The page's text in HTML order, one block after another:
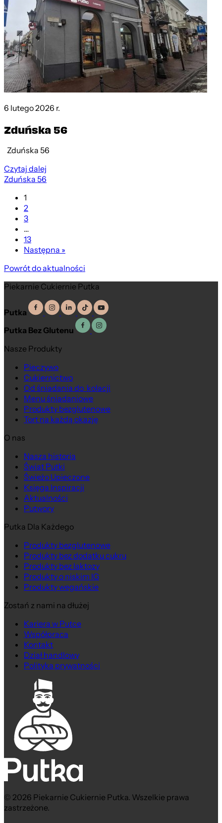
6 lutego 2026 r.
Zduńska 56
Zduńska 56
Czytaj dalej
Zduńska 56
1
2
3
…
13
Następna »
Powrót do aktualności
Piekarnie Cukiernie Putka
Putka
Putka Bez Glutenu
Nasze Produkty
Pieczywo
Cukiernictwo
Od śniadania do kolacji
Menu śniadaniowe
Produkty bezglutenowe
Tort na każdą okazję
O nas
Nasza historia
Świat Putki
Świeżo Upieczone
Księga Inspiracji
Aktualności
Putwory
Putka Dla Każdego
Produkty bezglutenowe
Produkty bez dodatku cukru
Produkty bez laktozy
Produkty o niskim IG
Produkty wegańskie
Zostań z nami na dłużej
Kariera w Putce
Współpraca
Kontakt
Dział handlowy
Polityka prywatności
© 2026 Piekarnie Cukiernie Putka. Wszelkie prawa
zastrzeżone.